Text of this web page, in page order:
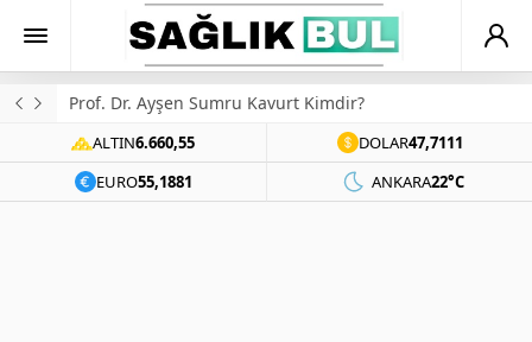
Prof. Dr. Ayşen Sumru Kavurt Kimdir?
ALTIN6.660,55 DOLAR47,7111
EURO55,1881 ANKARA22°C